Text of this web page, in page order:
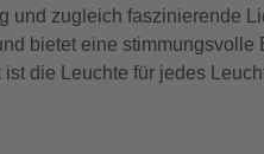
und zugleich faszinierende
bietet eine
ist die Leuchte für jedes